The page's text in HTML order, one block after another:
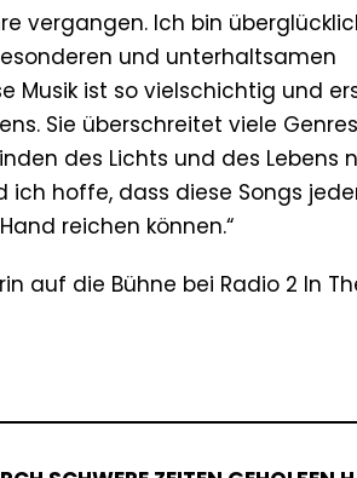
vergangen. Ich bin
und unterhaltsamen
Musik ist so vielschichtig und
Sie überschreitet viele
des Lichts und des Lebens
ich hoffe, dass diese Songs
reichen können.“
auf die Bühne bei Radio 2 In